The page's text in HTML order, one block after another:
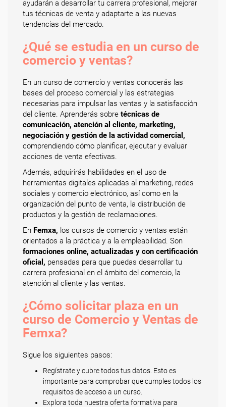
ayudarán a desarrollar tu carrera profesional, mejorar
tus técnicas de venta y adaptarte a las nuevas
tendencias del mercado.
¿Qué se estudia en un curso de
comercio y ventas?
En un curso de comercio y ventas conocerás las
bases del proceso comercial y las estrategias
necesarias para impulsar las ventas y la satisfacción
del cliente. Aprenderás sobre técnicas de
comunicación, atención al cliente, marketing,
negociación y gestión de la actividad comercial,
comprendiendo cómo planificar, ejecutar y evaluar
acciones de venta efectivas.
Además, adquirirás habilidades en el uso de
herramientas digitales aplicadas al marketing, redes
sociales y comercio electrónico, así como en la
organización del punto de venta, la distribución de
productos y la gestión de reclamaciones.
En Femxa, los cursos de comercio y ventas están
orientados a la práctica y a la empleabilidad. Son
formaciones online, actualizadas y con certificación
oficial, pensadas para que puedas desarrollar tu
carrera profesional en el ámbito del comercio, la
atención al cliente y las ventas.
¿Cómo solicitar plaza en un
curso de Comercio y Ventas de
Femxa?
Sigue los siguientes pasos:
Regístrate y cubre todos tus datos. Esto es
importante para comprobar que cumples todos los
requisitos de acceso a un curso.
Explora toda nuestra oferta formativa para